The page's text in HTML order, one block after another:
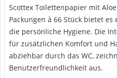
Scottex Toilettenpapier mit
Packungen à 66 Stück bietet
die persönliche Hygiene. Die
für zusätzlichen Komfort und
abziehbar durch das WC,
Benutzerfreundlichkeit aus.